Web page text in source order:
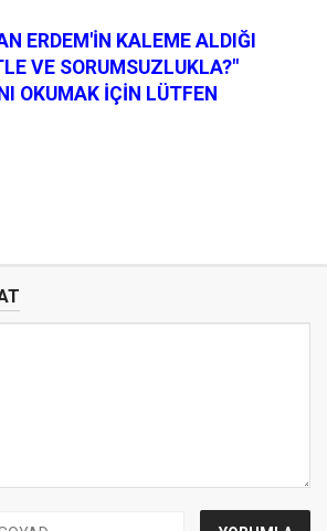
ERDEM'İN KALEME ALDIĞI
VE SORUMSUZLUKLA?"
OKUMAK İÇİN LÜTFEN